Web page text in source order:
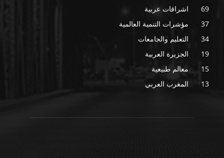
اشراقات عربية
69
مؤشرات التنمية العالمية
37
التعليم والجامعات
34
الجزيرة العربية
19
معالم طبيعية
15
المغرب العربي
13